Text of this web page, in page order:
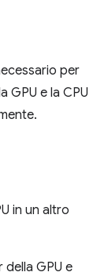
per
GPU e la CPU
in un altro
GPU e